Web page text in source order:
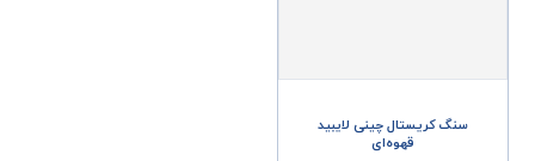
سنگ کریستال چینی لایبید
قهوه‌ای